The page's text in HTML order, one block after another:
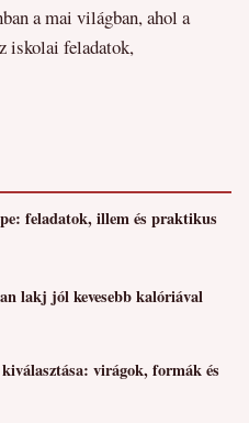
a mai világban, ahol a
iskolai feladatok,
feladatok, illem és praktikus
lakj jól kevesebb kalóriával
virágok, formák és